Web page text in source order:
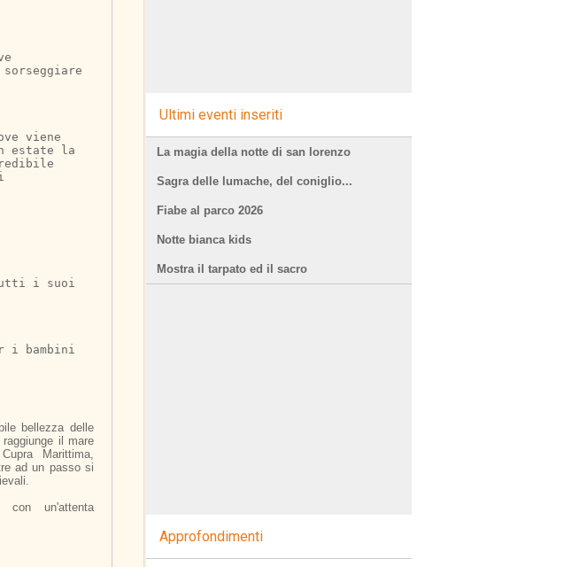
estate la
il mare
Marittima,
ad un passo si
Ultimi eventi inseriti
La magia della notte di san lorenzo
Sagra delle lumache, del coniglio...
Fiabe al parco 2026
Notte bianca kids
Mostra il tarpato ed il sacro
Approfondimenti